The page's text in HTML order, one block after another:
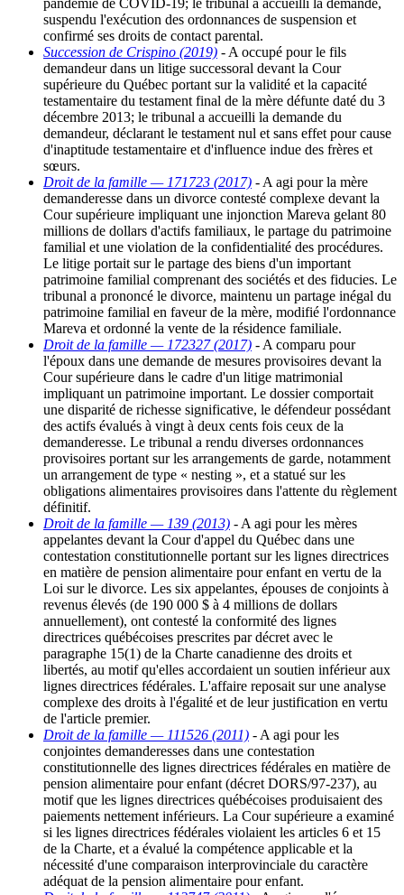
pandémie de COVID-19; le tribunal a accueilli la demande,
suspendu l'exécution des ordonnances de suspension et
confirmé ses droits de contact parental.
Succession de Crispino (2019) - A occupé pour le fils
demandeur dans un litige successoral devant la Cour
supérieure du Québec portant sur la validité et la capacité
testamentaire du testament final de la mère défunte daté du 3
décembre 2013; le tribunal a accueilli la demande du
demandeur, déclarant le testament nul et sans effet pour cause
d'inaptitude testamentaire et d'influence indue des frères et
sœurs.
Droit de la famille — 171723 (2017) - A agi pour la mère
demanderesse dans un divorce contesté complexe devant la
Cour supérieure impliquant une injonction Mareva gelant 80
millions de dollars d'actifs familiaux, le partage du patrimoine
familial et une violation de la confidentialité des procédures.
Le litige portait sur le partage des biens d'un important
patrimoine familial comprenant des sociétés et des fiducies. Le
tribunal a prononcé le divorce, maintenu un partage inégal du
patrimoine familial en faveur de la mère, modifié l'ordonnance
Mareva et ordonné la vente de la résidence familiale.
Droit de la famille — 172327 (2017) - A comparu pour
l'époux dans une demande de mesures provisoires devant la
Cour supérieure dans le cadre d'un litige matrimonial
impliquant un patrimoine important. Le dossier comportait
une disparité de richesse significative, le défendeur possédant
des actifs évalués à vingt à deux cents fois ceux de la
demanderesse. Le tribunal a rendu diverses ordonnances
provisoires portant sur les arrangements de garde, notamment
un arrangement de type « nesting », et a statué sur les
obligations alimentaires provisoires dans l'attente du règlement
définitif.
Droit de la famille — 139 (2013) - A agi pour les mères
appelantes devant la Cour d'appel du Québec dans une
contestation constitutionnelle portant sur les lignes directrices
en matière de pension alimentaire pour enfant en vertu de la
Loi sur le divorce. Les six appelantes, épouses de conjoints à
revenus élevés (de 190 000 $ à 4 millions de dollars
annuellement), ont contesté la conformité des lignes
directrices québécoises prescrites par décret avec le
paragraphe 15(1) de la Charte canadienne des droits et
libertés, au motif qu'elles accordaient un soutien inférieur aux
lignes directrices fédérales. L'affaire reposait sur une analyse
complexe des droits à l'égalité et de leur justification en vertu
de l'article premier.
Droit de la famille — 111526 (2011) - A agi pour les
conjointes demanderesses dans une contestation
constitutionnelle des lignes directrices fédérales en matière de
pension alimentaire pour enfant (décret DORS/97-237), au
motif que les lignes directrices québécoises produisaient des
paiements nettement inférieurs. La Cour supérieure a examiné
si les lignes directrices fédérales violaient les articles 6 et 15
de la Charte, et a évalué la compétence applicable et la
nécessité d'une comparaison interprovinciale du caractère
adéquat de la pension alimentaire pour enfant.